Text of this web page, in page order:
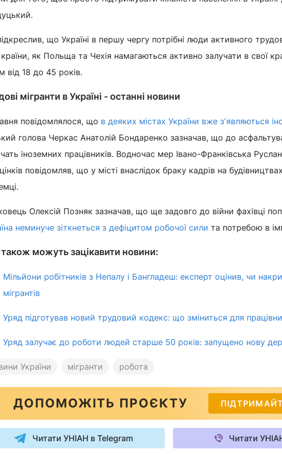
що Україні в першу чергу потрібні люди активного
країни, як Польща та Чехія намагаються активно залучати в свої
від 18 до 45 років.
мігранти в Україні - останні новини
повідомлялося, що в деяких містах України вже зʼявляються
голова Черкас Анатолій Бондаренко зазначав, що до
іноземних працівників. Водночас мер Івано-Франківська Руслан
повідомляв, що у місті внаслідок браку кадрів на
Олексій Позняк зазначав, що ще задовго до війни фахівці
неминуче зіткнеться з дефіцитом робочої сили та потребою в
можуть зацікавити новини:
Мільйони робітників з Непалу і Бангладеш: експерт оцінив, чи
мігрантів
Уряд підготував новий трудовий кодекс: що зміниться для
Уряд залучає до роботи людей старше 50 років: запущено нову
України мігранти робота
ДОПОМОЖІТЬ ПРОЄКТУ
Читати УНІАН в Telegram Читати